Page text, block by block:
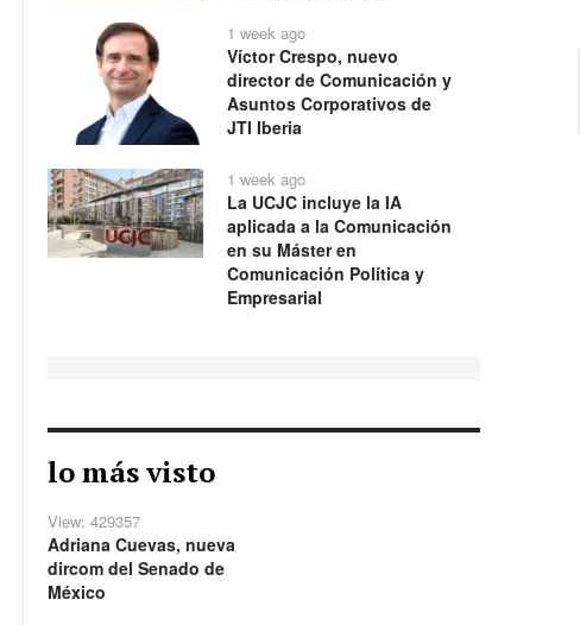
1 week ago
Víctor Crespo, nuevo
director de Comunicación y
Asuntos Corporativos de
JTI Iberia
1 week ago
La UCJC incluye la IA
aplicada a la Comunicación
en su Máster en
Comunicación Política y
Empresarial
lo más visto
View: 429357
Adriana Cuevas, nueva
dircom del Senado de
México